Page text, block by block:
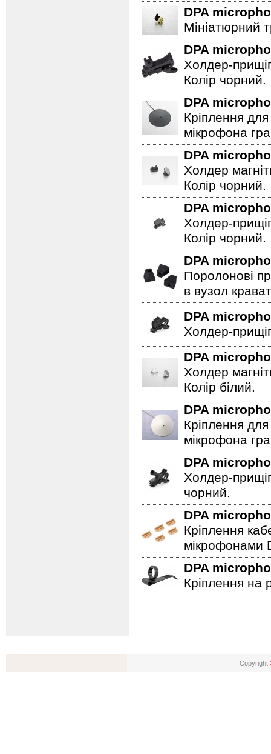
DPA
Мініатюрний
DPA
Холдер-
Колір чорний.
DPA
Кріплення
мікрофона
DPA
Холдер
Колір чорний.
DPA
Холдер-
Колір чорний.
DPA
Поролонові
в вузол
DPA
Холдер-
DPA
Холдер
Колір білий.
DPA
Кріплення
мікрофона
DPA
Холдер-
чорний.
DPA
Кріплення
мікрофонами
DPA
Кріплення на
Copyright